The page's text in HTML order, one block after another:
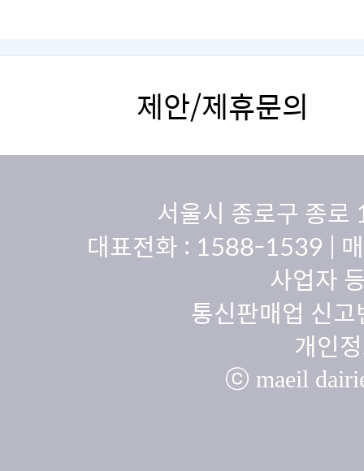
제안/제휴문의
서울시 종로구 종
대표전화 : 1588-1539 |
사업자
통신판매업 신
개인
ⓒ maeil